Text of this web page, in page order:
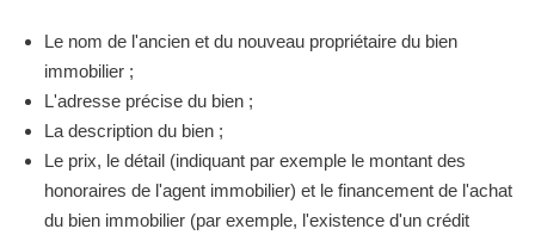
Le nom de l'ancien et du nouveau propriétaire du bien
immobilier ;
L'adresse précise du bien ;
La description du bien ;
Le prix, le détail (indiquant par exemple le montant des
honoraires de l'agent immobilier) et le financement de l'achat
du bien immobilier (par exemple, l'existence d'un crédit